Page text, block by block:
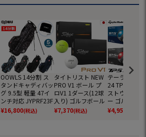
OOWLS 14分割 ス
タンドキャディバッ
グ 9.5型 軽量 47イ
ンチ対応 JYPRF23F
SB 【JYPER'Sオリ
ジナル商品】
¥16,800(税込)
タイトリスト NEW
PRO V1 ボール プ
ロV1 1ダース(12球
入り) ゴルフボール
2025年モデル TITL
EIST 日本正規品
¥7,370(税込)
テーラーメイ
24 TP5 TP5x
ストウレタン
ー ゴルフボー
ダース 全12
正規品
¥4,959